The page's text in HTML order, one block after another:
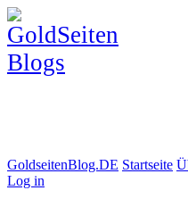
GoldseitenBlog.DE Startseite
Log in